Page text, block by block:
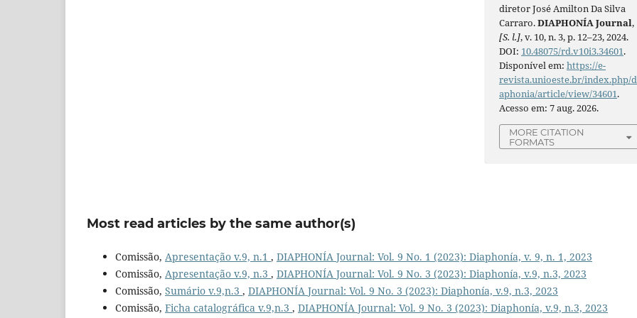
diretor José Amilton Da Silva
Carraro.DIAPHONÍA Journal,
[S. l.], v. 10, n. 3, p. 12–23, 2024.
DOI: 10.48075/rd.v10i3.34601.
Disponível em:https://e-
revista.unioeste.br/index.php/
aphonia/article/view/34601.
Acesso em: 7 aug. 2026.
MORE CITATION
FORMATS
Most read articles by the same author(s)
Comissão, Apresentação v.9, n.1 , DIAPHONÍA Journal: Vol. 9 No. 1 (2023): Diaphonía, v. 9, n. 1, 2023
Comissão, Apresentação v.9, n.3 , DIAPHONÍA Journal: Vol. 9 No. 3 (2023): Diaphonía, v.9, n.3, 2023
Comissão, Sumário v.9,n.3 , DIAPHONÍA Journal: Vol. 9 No. 3 (2023): Diaphonía, v.9, n.3, 2023
Comissão, Ficha catalográfica v.9,n.3 , DIAPHONÍA Journal: Vol. 9 No. 3 (2023): Diaphonía, v.9, n.3, 2023